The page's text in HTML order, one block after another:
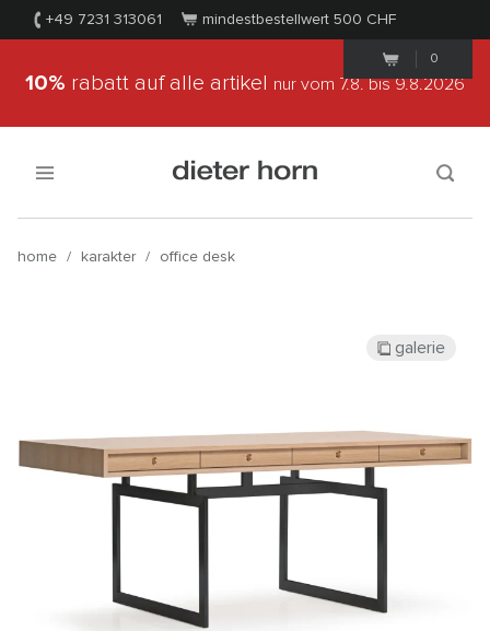
+49 7231 313061 mindestbestellwert 500 CHF
0
10% rabatt auf alle artikel nur vom 7.8.bis 9.8.2026
home / karakter / office desk
galerie